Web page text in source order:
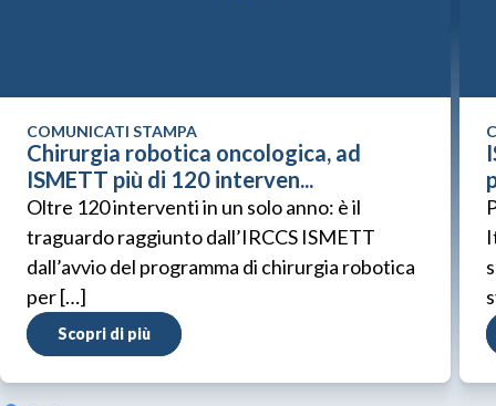
COMUNICATI STAMPA
Chirurgia robotica oncologica, ad
ISMETT più di 120 interven...
Oltre 120 interventi in un solo anno: è il
traguardo raggiunto dall’IRCCS ISMETT
dall’avvio del programma di chirurgia robotica
per […]
Scopri di più